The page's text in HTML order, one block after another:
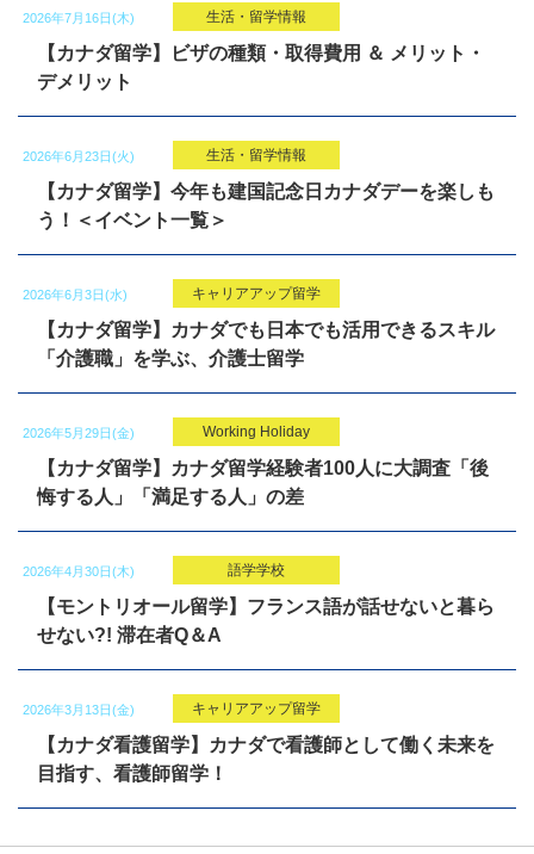
2026年7月16日(木) 生活・留学情報
【カナダ留学】ビザの種類・取得費用 ＆ メリット・
デメリット
2026年6月23日(火) 生活・留学情報
【カナダ留学】今年も建国記念日カナダデーを楽しも
う！＜イベント一覧＞
2026年6月3日(水) キャリアアップ留学
【カナダ留学】カナダでも日本でも活用できるスキル
「介護職」を学ぶ、介護士留学
2026年5月29日(金) Working Holiday
【カナダ留学】カナダ留学経験者100人に大調査「後
悔する人」「満足する人」の差
2026年4月30日(木) 語学学校
【モントリオール留学】フランス語が話せないと暮ら
せない?! 滞在者Q＆A
2026年3月13日(金) キャリアアップ留学
【カナダ看護留学】カナダで看護師として働く未来を
目指す、看護師留学！